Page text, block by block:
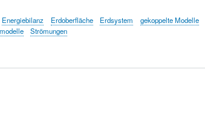
Energiebilanz Erdoberfläche Erdsystem gekoppelte Modelle
Strömungen